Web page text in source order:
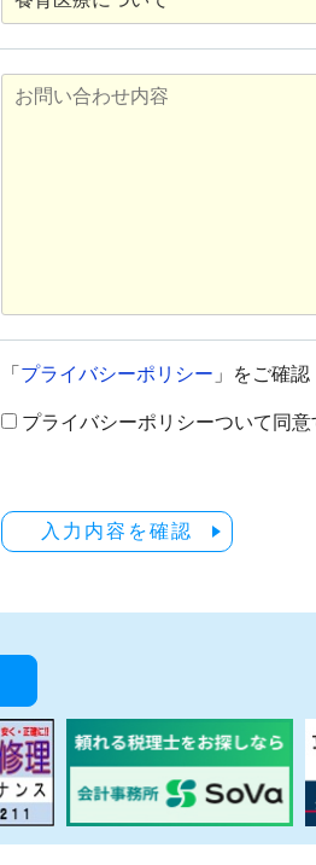
「 プライバシーポリシー 」をご確
プライバシーポリシーついて同意
入力内容を確認